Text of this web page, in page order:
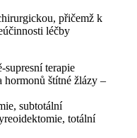
přičemž k
léčby
supresní terapie
hormonů štítné žlázy –
subtotální
totální